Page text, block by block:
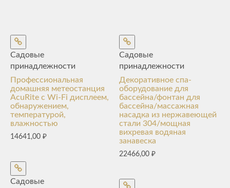
Садовые
принадлежности
Профессиональная
домашняя метеостанция
AcuRite с Wi-Fi дисплеем,
обнаружением,
температурой,
влажностью
14641,00 ₽
Садовые
Садовые
принадлежности
Декоративное спа-
оборудование для
бассейна/фонтан для
бассейна/массажная
насадка из нержавеющей
стали 304/мощная
вихревая водяная
занавеска
22466,00₽